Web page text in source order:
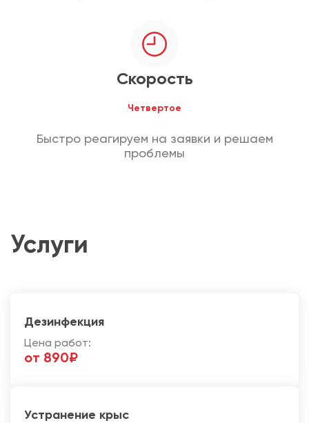
Скорость
Четвертое
Быстро реагируем на заявки и решаем
проблемы
Услуги
Дезинфекция
Цена работ:
от 890₽
Устранение крыс